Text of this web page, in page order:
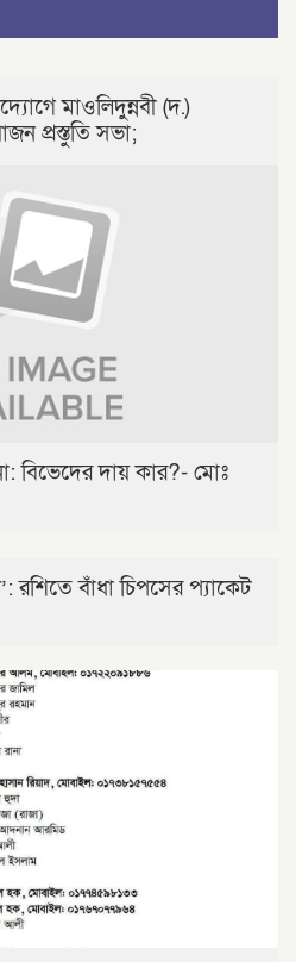
মাওলিদুন্নবী (দ.)
প্রস্তুতি সভা;
বিভেদের দায় কার?- মোঃ
রশিতে বাঁধা চিপসের প্যাকেট